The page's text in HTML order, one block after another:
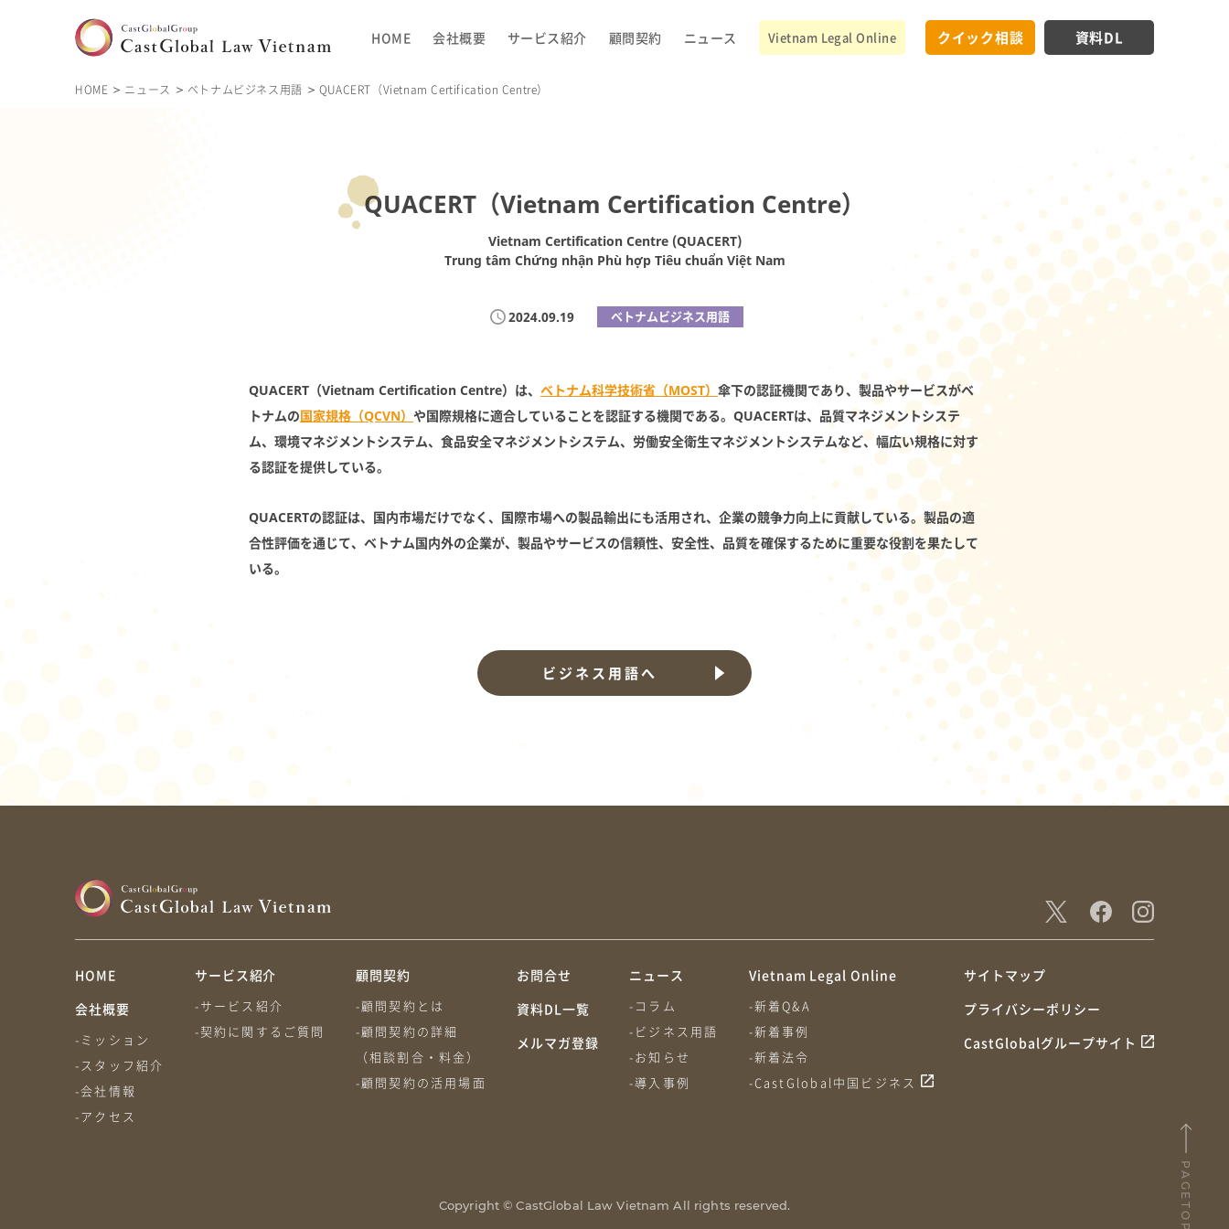
HOME 会社概要 サービス紹介 顧問契約 ニュース Vietnam Legal Online クイック相談 資料DL
HOME ニュース ベトナムビジネス用語 QUACERT（Vietnam Certification Centre）
QUACERT（Vietnam Certification Centre）
Vietnam Certification Centre (QUACERT)
Trung tâm Chứng nhận Phù hợp Tiêu chuẩn Việt Nam
2024.09.19 ベトナムビジネス用語
QUACERT（Vietnam Certification Centre）は、 ベトナム科学技術省（MOST） 傘下の認証機関であり、製品やサービスがベ
トナムの国家規格（QCVN） や国際規格に適合していることを認証する機関である。QUACERTは、品質マネジメントシステ
ム、環境マネジメントシステム、食品安全マネジメントシステム、労働安全衛生マネジメントシステムなど、幅広い規格に対す
る認証を提供している。
QUACERTの認証は、国内市場だけでなく、国際市場への製品輸出にも活用され、企業の競争力向上に貢献している。製品の適
合性評価を通じて、ベトナム国内外の企業が、製品やサービスの信頼性、安全性、品質を確保するために重要な役割を果たして
いる。
ビジネス用語へ
PAGETOP
HOME
会社概要
-ミッション
-スタッフ紹介
-会社情報
-アクセス
サービス紹介
-サービス紹介
-契約に関するご質問
顧問契約
-顧問契約とは
-顧問契約の詳細
（相談割合・料金）
-顧問契約の活用場面
お問合せ
資料DL一覧
メルマガ登録
ニュース
-コラム
-ビジネス用語
-お知らせ
-導入事例
Vietnam Legal Online
-新着Q&A
-新着事例
-新着法令
-CastGlobal中国ビジネス
サイトマップ
プライバシーポリシー
CastGlobalグループサイト
Copyright © CastGlobal Law Vietnam All rights reserved.